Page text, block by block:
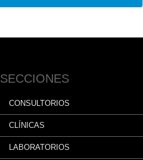
SECCIONES
CONSULTORIOS
CLÍNICAS
LABORATORIOS